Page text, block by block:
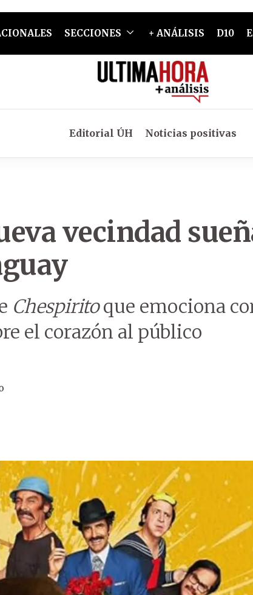
SECCIONES + ANÁLISIS D10
Editorial ÚH Noticias positivas
vecindad
Chespiritoque emociona
el corazón al público